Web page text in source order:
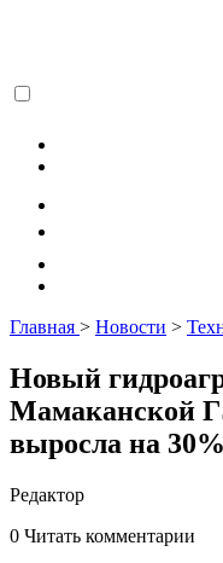
Главная > Новости >
Новый
Мамаканской
выросла на 30%
Редактор
0 Читать комментарии